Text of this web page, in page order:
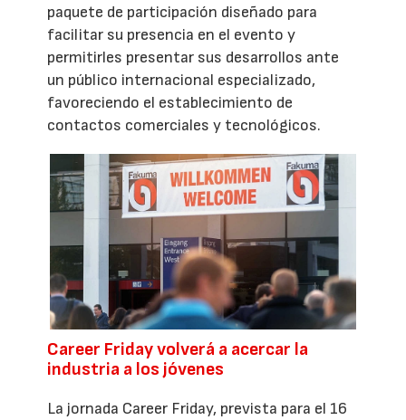
paquete de participación diseñado para
facilitar su presencia en el evento y
permitirles presentar sus desarrollos ante
un público internacional especializado,
favoreciendo el establecimiento de
contactos comerciales y tecnológicos.
Career Friday volverá a acercar la
industria a los jóvenes
La jornada Career Friday, prevista para el 16